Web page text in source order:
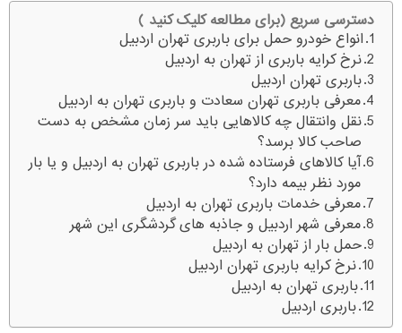
دسترسی سریع (برای مطالعه کلیک کنید )
انواع خودرو حمل برای باربری تهران اردبیل
نرخ کرایه باربری از تهران به اردبیل
باربری تهران اردبیل
معرفی باربری تهران سعادت و باربری تهران به اردبیل
نقل وانتقال چه کالاهایی باید سر زمان مشخص به دست
صاحب کالا برسد؟
آیا کالاهای فرستاده شده در باربری تهران به اردبیل و یا بار
مورد نظر بیمه دارد؟
معرفی خدمات باربری تهران به اردبیل
معرفی شهر اردبیل و جاذبه های گردشگری این شهر
حمل بار از تهران به اردبیل
نرخ کرایه باربری تهران اردبیل
باربری تهران به اردبیل
باربری اردبیل